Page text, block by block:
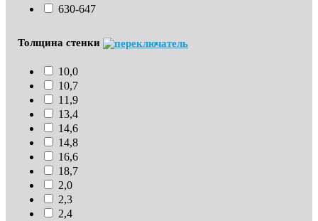
630-647
Толщина стенки
10,0
10,7
11,9
13,4
14,6
14,8
16,6
18,7
2,0
2,3
2,4